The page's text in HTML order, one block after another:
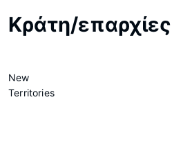
Κράτη/επαρχίες
New
Territories